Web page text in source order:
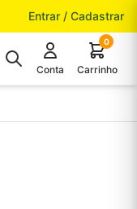
Entrar / Cadastrar
Conta
0
Carrinho